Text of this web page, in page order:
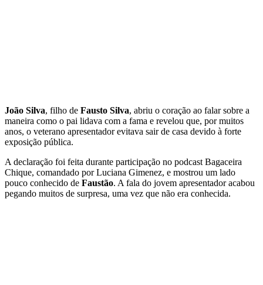
João Silva, filho de Fausto Silva, abriu o coração ao falar sobre a
maneira como o pai lidava com a fama e revelou que, por muitos
anos, o veterano apresentador evitava sair de casa devido à forte
exposição pública.
A declaração foi feita durante participação no podcast Bagaceira
Chique, comandado por Luciana Gimenez, e mostrou um lado
pouco conhecido de Faustão. A fala do jovem apresentador acabou
pegando muitos de surpresa, uma vez que não era conhecida.